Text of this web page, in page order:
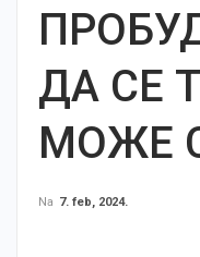
ДА СЕ
МОЖЕ
Na 7. feb, 2024.